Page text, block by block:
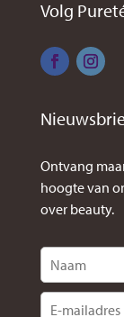
Volg
Ontvang
hoogte van
over beauty.